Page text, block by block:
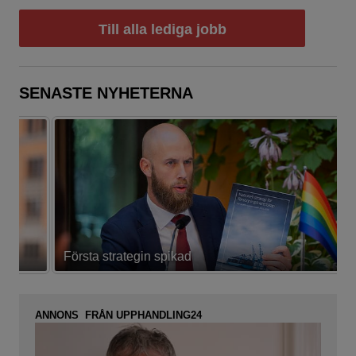
Till alla lediga jobb
SENASTE NYHETERNA
Första strategin spikad
ANNONS FRÅN UPPHANDLING24